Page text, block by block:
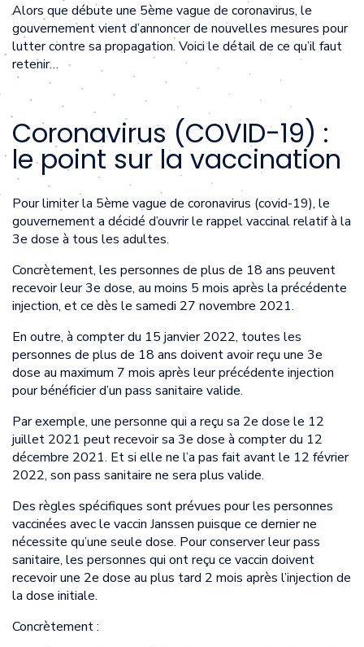
Alors que débute une 5ème vague de coronavirus, le
gouvernement vient d’annoncer de nouvelles mesures pour
lutter contre sa propagation. Voici le détail de ce qu’il faut
retenir…
Coronavirus (COVID-19) :
le point sur la vaccination
Pour limiter la 5ème vague de coronavirus (covid-19), le
gouvernement a décidé d’ouvrir le rappel vaccinal relatif à la
3e dose à tous les adultes.
Concrètement, les personnes de plus de 18 ans peuvent
recevoir leur 3e dose, au moins 5 mois après la précédente
injection, et ce dès le samedi 27 novembre 2021.
En outre, à compter du 15 janvier 2022, toutes les
personnes de plus de 18 ans doivent avoir reçu une 3e
dose au maximum 7 mois après leur précédente injection
pour bénéficier d’un pass sanitaire valide.
Par exemple, une personne qui a reçu sa 2e dose le 12
juillet 2021 peut recevoir sa 3e dose à compter du 12
décembre 2021. Et si elle ne l’a pas fait avant le 12 février
2022, son pass sanitaire ne sera plus valide.
Des règles spécifiques sont prévues pour les personnes
vaccinées avec le vaccin Janssen puisque ce dernier ne
nécessite qu’une seule dose. Pour conserver leur pass
sanitaire, les personnes qui ont reçu ce vaccin doivent
recevoir une 2e dose au plus tard 2 mois après l’injection de
la dose initiale.
Concrètement :